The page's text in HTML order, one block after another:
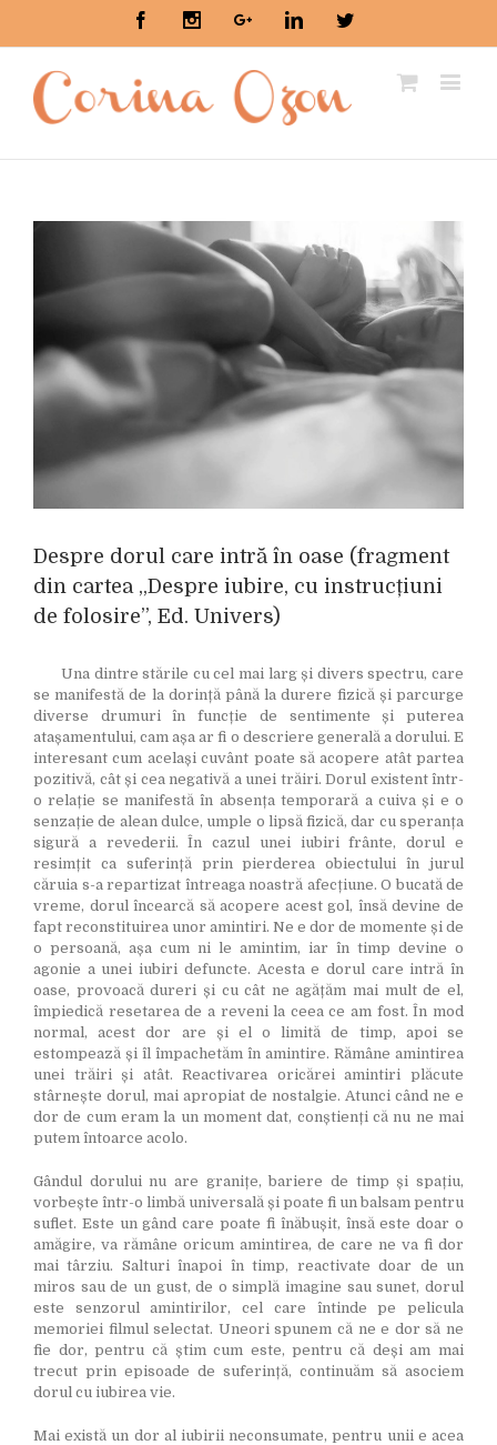
FacebookInstagramGoogle+LinkedinTwitter
Despre dorul care intră în oase (fragment
din cartea „Despre iubire, cu instrucțiuni
de folosire”, Ed. Univers)
Una dintre stările cu cel mai larg și divers spectru, care
se manifestă de la dorință până la durere fizică și parcurge
diverse drumuri în funcție de sentimente și puterea
atașamentului, cam așa ar fi o descriere generală a dorului. E
interesant cum același cuvânt poate să acopere atât partea
pozitivă, cât și cea negativă a unei trăiri. Dorul existent într-
o relație se manifestă în absența temporară a cuiva și e o
senzație de alean dulce, umple o lipsă fizică, dar cu speranța
sigură a revederii. În cazul unei iubiri frânte, dorul e
resimțit ca suferință prin pierderea obiectului în jurul
căruia s-a repartizat întreaga noastră afecțiune. O bucată de
vreme, dorul încearcă să acopere acest gol, însă devine de
fapt reconstituirea unor amintiri. Ne e dor de momente și de
o persoană, așa cum ni le amintim, iar în timp devine o
agonie a unei iubiri defuncte. Acesta e dorul care intră în
oase, provoacă dureri și cu cât ne agățăm mai mult de el,
împiedică resetarea de a reveni la ceea ce am fost. În mod
normal, acest dor are și el o limită de timp, apoi se
estompează și îl împachetăm în amintire. Rămâne amintirea
unei trăiri și atât. Reactivarea oricărei amintiri plăcute
stârnește dorul, mai apropiat de nostalgie. Atunci când ne e
dor de cum eram la un moment dat, conștienți că nu ne mai
putem întoarce acolo.
Gândul dorului nu are granițe, bariere de timp și spațiu,
vorbește într-o limbă universală și poate fi un balsam pentru
suflet. Este un gând care poate fi înăbușit, însă este doar o
amăgire, va rămâne oricum amintirea, de care ne va fi dor
mai târziu. Salturi înapoi în timp, reactivate doar de un
miros sau de un gust, de o simplă imagine sau sunet, dorul
este senzorul amintirilor, cel care întinde pe pelicula
memoriei filmul selectat. Uneori spunem că ne e dor să ne
fie dor, pentru că știm cum este, pentru că deși am mai
trecut prin episoade de suferință, continuăm să asociem
dorul cu iubirea vie.
Mai există un dor al iubirii neconsumate, pentru unii e acea